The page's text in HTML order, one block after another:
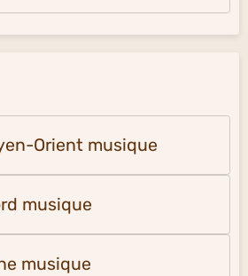
Orient musique
musique
musique